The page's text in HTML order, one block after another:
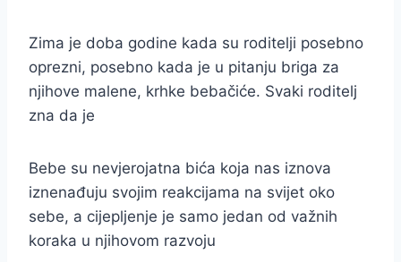
Zima je doba godine kada su roditelji posebno
oprezni, posebno kada je u pitanju briga za
njihove malene, krhke bebačiće. Svaki roditelj
zna da je
Bebe su nevjerojatna bića koja nas iznova
iznenađuju svojim reakcijama na svijet oko
sebe, a cijepljenje je samo jedan od važnih
koraka u njihovom razvoju